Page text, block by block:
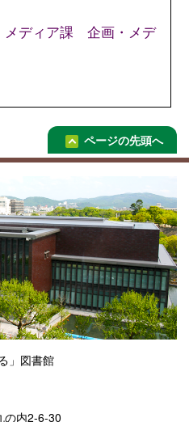
ディア課 企画・メデ
ページの先頭へ
」図書館
の内2-6-30